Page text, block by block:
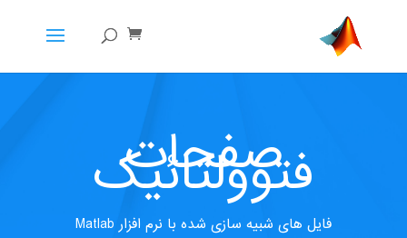
صفحات
فتوولتائیک
فایل های شبیه سازی شده با نرم افزار Matlab